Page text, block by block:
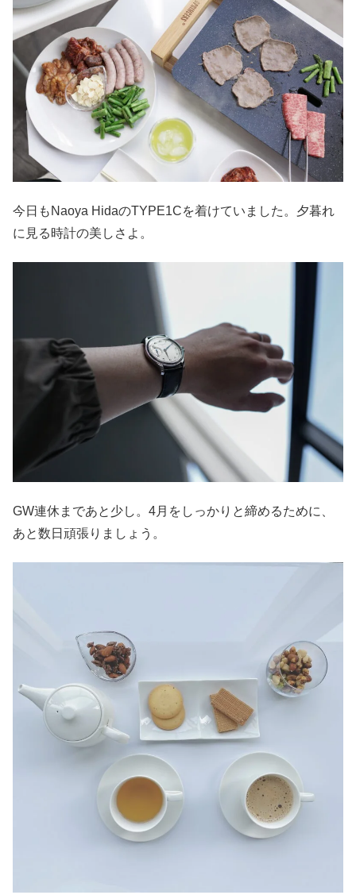
今日もNaoya HidaのTYPE1Cを着けていました。夕暮れ
に見る時計の美しさよ。
GW連休まであと少し。4月をしっかりと締めるために、
あと数日頑張りましょう。